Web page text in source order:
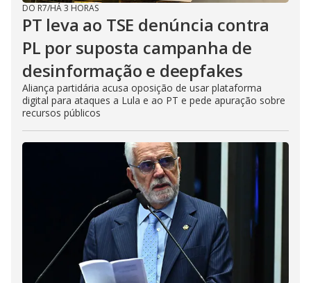
DO R7/HÁ 3 HORAS
PT leva ao TSE denúncia contra
PL por suposta campanha de
desinformação e deepfakes
Aliança partidária acusa oposição de usar plataforma
digital para ataques a Lula e ao PT e pede apuração sobre
recursos públicos